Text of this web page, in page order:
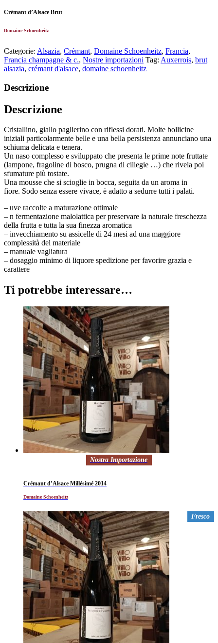
Crémant d’Alsace Brut
Domaine Schoenheitz
Categorie: Alsazia, Crémant, Domaine Schoenheitz, Francia,
Francia champagne & c., Nostre importazioni Tag: Auxerrois, brut
alsazia, crémant d'alsace, domaine schoenheitz
Descrizione
Descrizione
Cristallino, giallo paglierino con riflessi dorati. Molte bollicine
iniziali particolarmente belle e una bella persistenza annunciano una
schiuma delicata e tenera.
Un naso complesso e sviluppato che presenta le prime note fruttate
(lampone, fragoline di bosco, prugna di ciliegie …) che rivela poi
sfumature più tostate.
Una mousse che si scioglie in bocca, seguita da un aroma in
fiore. Sodo senza essere vivace, è adatto a sedurre tutti i palati.
– uve raccolte a maturazione ottimale
– n fermentazione malolattica per preservare la naturale freschezza
della frutta e tutta la sua finezza aromatica
– invecchiamento su assicelle di 24 mesi ad una maggiore
complessità del materiale
– manuale vagliatura
– dosaggio minimo di liquore spedizione per favorire grazia e
carattere
Ti potrebbe interessare…
Nostra Importazione
Crémant d’Alsace Millésimé 2014
Domaine Schoenheitz
Fresco